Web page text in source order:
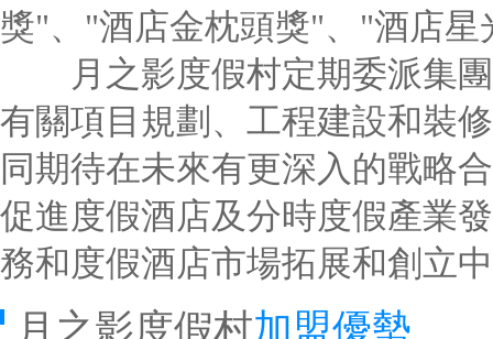
獎"、"酒店金枕頭獎"、"酒店
月之影度假村定期委派集團
有關項目規劃、工程建設和裝
同期待在未來有更深入的戰略
促進度假酒店及分時度假產業
務和度假酒店市場拓展和創立
月之影度假村加盟優勢